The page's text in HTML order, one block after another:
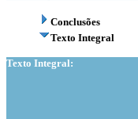
Conclusões
Texto Integral
Texto Integral: